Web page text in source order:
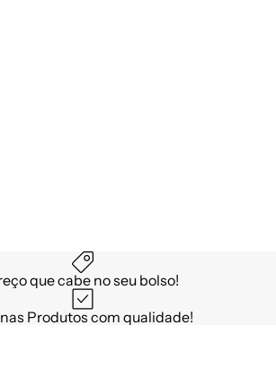
que cabe no seu bolso!
Produtos com qualidade!